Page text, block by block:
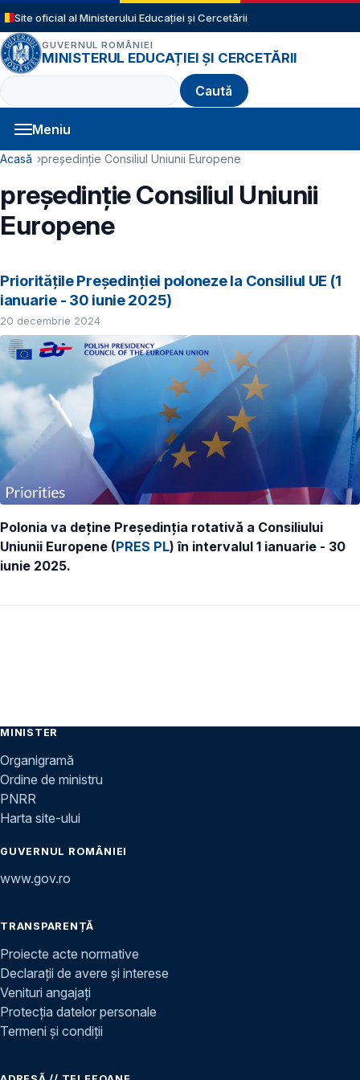
Sari la conținutul principal
Site oficial al Ministerului Educației și Cercetării
GUVERNUL ROMÂNIEI
MINISTERUL EDUCAȚIEI ȘI CERCETĂRII
Caută
Meniu
Navigație principală
Cale de navigare
Acasă președinție Consiliul Uniunii Europene
președinție Consiliul Uniunii
Europene
Prioritățile Președinției poloneze la Consiliul UE (1
ianuarie - 30 iunie 2025)
20 decembrie 2024
Polonia va deține Președinția rotativă a Consiliului
Uniunii Europene (PRES PL) în intervalul 1 ianuarie - 30
iunie 2025.
MINISTER
Organigramă
Ordine de ministru
PNRR
Harta site-ului
GUVERNUL ROMÂNIEI
www.gov.ro
TRANSPARENȚĂ
Proiecte acte normative
Declarații de avere și interese
Venituri angajați
Protecția datelor personale
Termeni și condiții